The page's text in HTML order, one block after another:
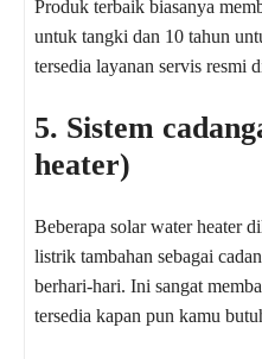
Produk terbaik biasanya
untuk tangki dan 10 tahun
tersedia layanan servis resmi
5. Sistem
heater)
Beberapa solar water heater
listrik tambahan sebagai
berhari-hari. Ini sangat
tersedia kapan pun kamu